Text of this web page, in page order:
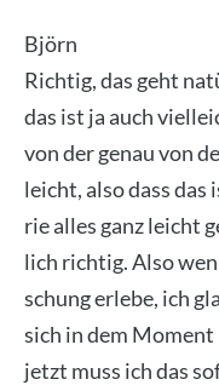
Björn
Rich­tig, das geht
das ist ja auch
von der genau von
leicht, also dass
rie alles ganz leicht
lich rich­tig. Also
schung erle­be, ich
sich in dem
jetzt muss ich das